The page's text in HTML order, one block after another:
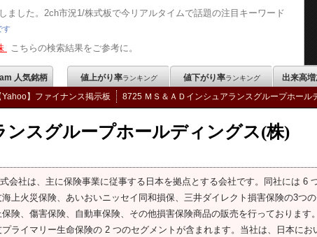
ました。2ch市況1/株式板で今リアルタイムで話題の注目キーワード
す
こちらの検索結果をご参考に。
人気銘柄 値上がり率ランキング 値下がり率ランキング 出来高
Yahoo】ファイナンス掲示板 8725 ＭＳ＆ＡＤインシュアランスグループホール
ンスグループホールディングス(株)
会社は、主に保険事業に従事する日本を拠点とする会社です。同社には 6
上火災保険、あいおいニッセイ同和損保、三井ダイレクト損害保険の3つ
険、傷害保険、自動車保険、その他損害保険商品の販売を行っております
ライマリー生命保険の 2 つのセグメントが含まれます。当社は、日本にお